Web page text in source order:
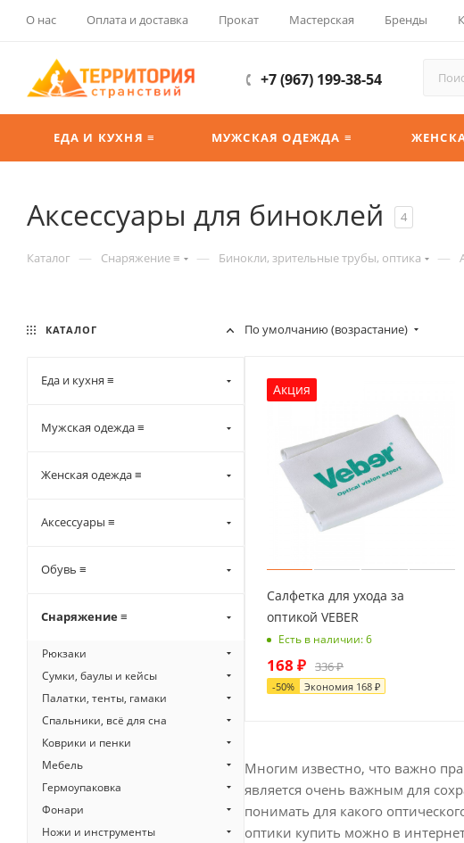
О нас Оплата и доставка Прокат Мастерская Бренды
+7 (967) 199-38-54
ЕДА И КУХНЯ ≡ МУЖСКАЯ ОДЕЖДА ≡
Аксессуары для биноклей 4
Каталог — Снаряжение ≡ — Бинокли, зрительные трубы, оптика —
По умолчанию (возрастание)
Акция
Салфетка для ухода за
оптикой VEBER
Есть в наличии: 6
168 ₽ 336₽
-50% Экономия 168 ₽
Многим известно, что важно
является очень важным для
понимать для какого
оптики купить можно в
КАТАЛОГ
Еда и кухня ≡
Мужская одежда ≡
Женская одежда ≡
Аксессуары ≡
Обувь ≡
Снаряжение ≡
Рюкзаки
Сумки, баулы и кейсы
Палатки, тенты, гамаки
Спальники, всё для сна
Коврики и пенки
Мебель
Гермоупаковка
Фонари
Ножи и инструменты